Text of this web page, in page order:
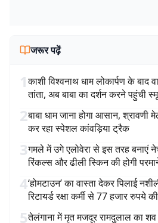
जरूर पढ़ें
1काशी विश्वनाथ धाम लोकार्पण के बाद
तांता, अब बाबा का दर्शन करने पहुंची
2बाबा धाम जाना होगा आसान,
कर रहा स्पेशल कांवड़िया ट्रैक
3गमले में उगे एलोवेरा से इस तरह
रिंकल्स और ढीली स्किन की होगी
4‘होमटाउन’ का वास्ता देकर पिलाई
रिटायर्ड रक्षा कर्मी से 77 हजार रुपये
5तेलंगाना में मृत मजदूर रामदुलाल का शव